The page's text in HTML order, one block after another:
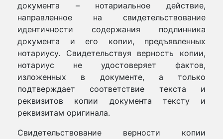
документа – нотариальное действие,
направленное на свидетельствование
идентичности содержания подлинника
документа и его копии, предъявленных
нотариусу. Свидетельствуя верность копии,
нотариус не удостоверяет фактов,
изложенных в документе, а только
подтверждает соответствие текста и
реквизитов копии документа тексту и
реквизитам оригинала.
Свидетельствование верности копии